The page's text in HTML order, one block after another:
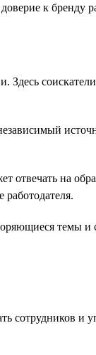
к бренду
Здесь
на
темы
сотрудников и